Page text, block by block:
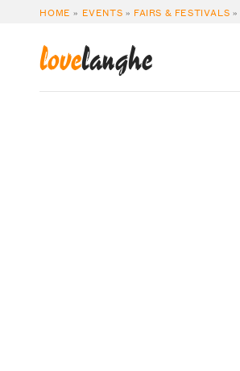
HOME » EVENTS » FAIRS & FESTIVALS »
lovelanghe